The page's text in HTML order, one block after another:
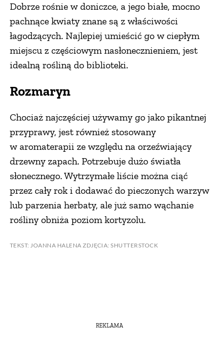
Dobrze rośnie w doniczce, a jego białe, mocno
pachnące kwiaty znane są z właściwości
łagodzących. Najlepiej umieścić go w ciepłym
miejscu z częściowym nasłonecznieniem, jest
idealną rośliną do biblioteki.
Rozmaryn
Chociaż najczęściej używamy go jako pikantnej
przyprawy, jest również stosowany
w aromaterapii ze względu na orzeźwiający
drzewny zapach. Potrzebuje dużo światła
słonecznego. Wytrzymałe liście można ciąć
przez cały rok i dodawać do pieczonych warzyw
lub parzenia herbaty, ale już samo wąchanie
rośliny obniża poziom kortyzolu.
TEKST: JOANNA HALENA ZDJĘCIA: SHUTTERSTOCK
REKLAMA